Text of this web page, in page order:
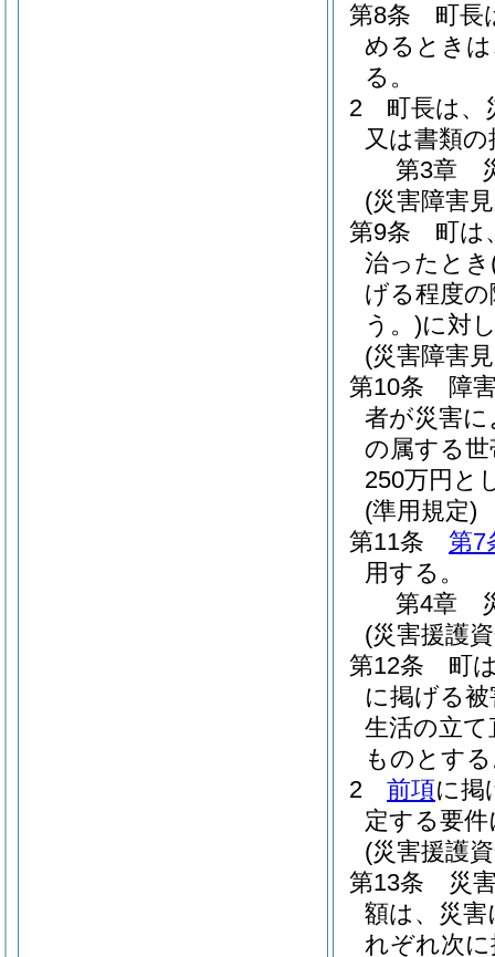
第8条
町長
めるとき
る。
2
町長は、
又は書類
第3章
(災害障害
第9条
町は
治ったとき
げる程度
う。)に対
(災害障害
第10条
障
者が災害
の属する
250万円と
(準用規定)
第11条
第7
用する。
第4章
(災害援護
第12条
町
に掲げる
生活の立
ものとす
2
前項に掲
定する要
(災害援護
第13条
災
額は、災
れぞれ次